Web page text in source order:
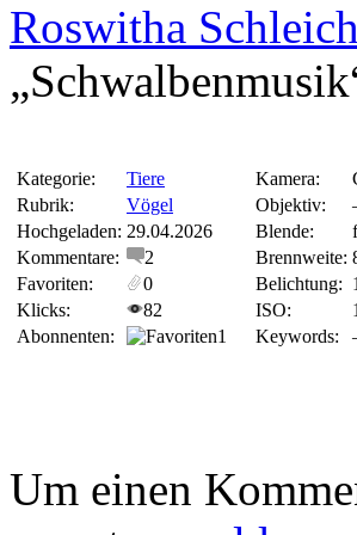
Roswitha
Kategorie:
Tiere
Rubrik:
Vögel
Hochgeladen: 29.04.2026
Kommentare:
2
Favoriten:
0
Klicks:
82
Abonnenten:
1
Kamera:
Objektiv:
Blende:
Brennweite:
Belichtung:
ISO:
Keywords:
Um einen